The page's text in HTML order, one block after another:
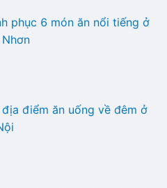
phục 6 món ăn nổi tiếng ở
địa điểm ăn uống về đêm ở